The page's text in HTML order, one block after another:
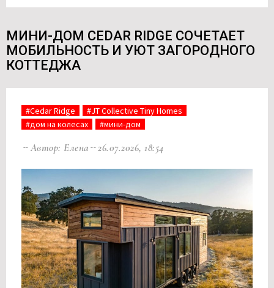
МИНИ-ДОМ CEDAR RIDGE СОЧЕТАЕТ
МОБИЛЬНОСТЬ И УЮТ ЗАГОРОДНОГО
КОТТЕДЖА
#Cedar Ridge
#JT Collective Tiny Homes
#дом на колесах
#мини-дом
Автор: Елена 26.07.2026, 18:54